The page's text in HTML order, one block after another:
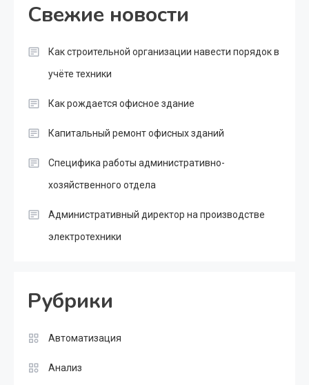
Свежие новости
Как строительной организации навести порядок в
учёте техники
Как рождается офисное здание
Капитальный ремонт офисных зданий
Специфика работы административно-
хозяйственного отдела
Административный директор на производстве
электротехники
Рубрики
Автоматизация
Анализ